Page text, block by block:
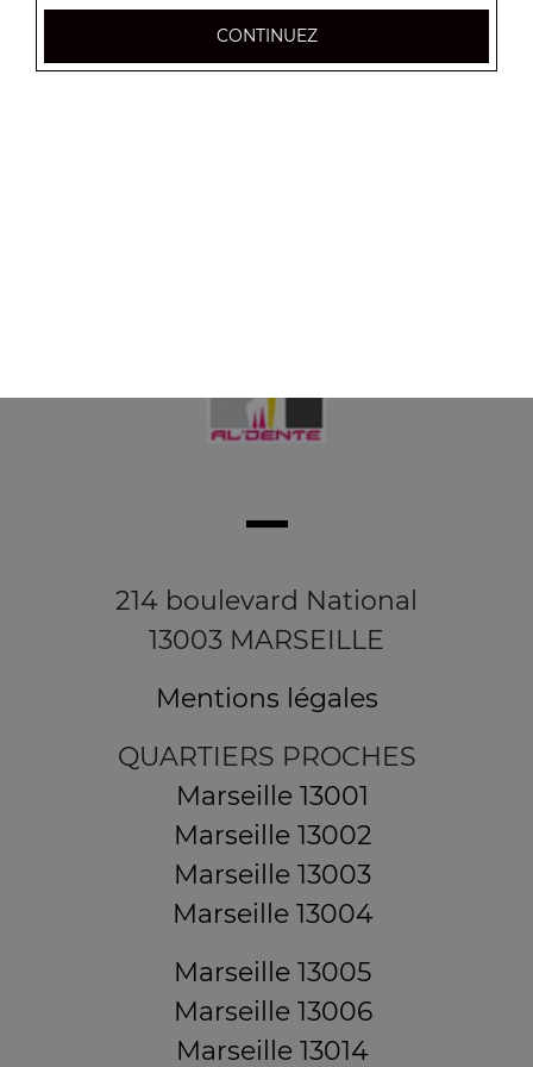
Panini saumon au thon
5.50€
214 boulevard National
13003 MARSEILLE
Mentions légales
QUARTIERS PROCHES
Marseille 13001
Marseille 13002
Marseille 13003
Marseille 13004
Marseille 13005
Marseille 13006
Marseille 13014
CONTINUEZ